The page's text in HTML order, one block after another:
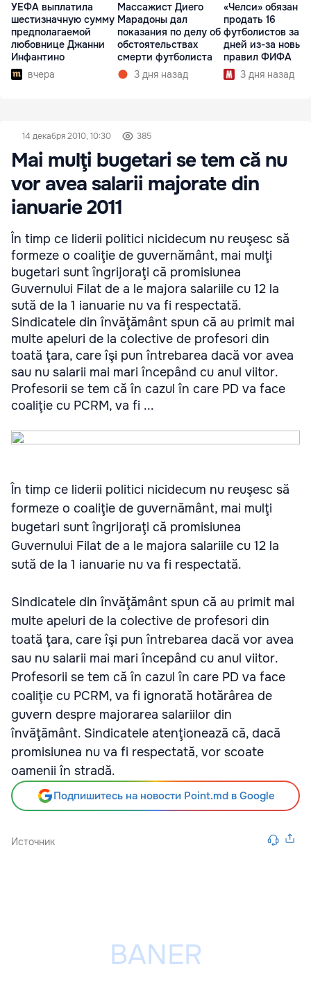
УЕФА выплатила
шестизначную сумму
предполагаемой
любовнице Джанни
Инфантино
вчера
Массажист Диего
Марадоны дал
показания по делу об
обстоятельствах
смерти футболиста
3 дня назад
«Челси» обязан
продать 16
футболистов за
дней из-за новых
правил ФИФА
3 дня назад
14 декабря 2010, 10:30 385
Mai mulţi bugetari se tem că nu
vor avea salarii majorate din
ianuarie 2011
În timp ce liderii politici nicidecum nu reuşesc să
formeze o coaliţie de guvernământ, mai mulţi
bugetari sunt îngrijoraţi că promisiunea
Guvernului Filat de a le majora salariile cu 12 la
sută de la 1 ianuarie nu va fi respectată.
Sindicatele din învăţământ spun că au primit mai
multe apeluri de la colective de profesori din
toată ţara, care îşi pun întrebarea dacă vor avea
sau nu salarii mai mari începând cu anul viitor.
Profesorii se tem că în cazul în care PD va face
coaliţie cu PCRM, va fi ...
În timp ce liderii politici nicidecum nu reuşesc să
formeze o coaliţie de guvernământ, mai mulţi
bugetari sunt îngrijoraţi că promisiunea
Guvernului Filat de a le majora salariile cu 12 la
sută de la 1 ianuarie nu va fi respectată.
Sindicatele din învăţământ spun că au primit mai
multe apeluri de la colective de profesori din
toată ţara, care îşi pun întrebarea dacă vor avea
sau nu salarii mai mari începând cu anul viitor.
Profesorii se tem că în cazul în care PD va face
coaliţie cu PCRM, va fi ignorată hotărârea de
guvern despre majorarea salariilor din
învăţământ. Sindicatele atenţionează că, dacă
promisiunea nu va fi respectată, vor scoate
oamenii în stradă.
Подпишитесь на новости Point.md в Google
Источник